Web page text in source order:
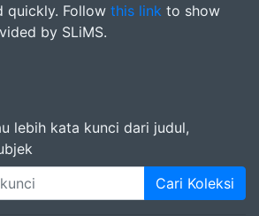
quickly. Follow this link to show
by SLiMS.
lebih kata kunci dari judul,
Cari Koleksi